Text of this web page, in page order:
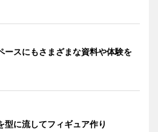
ースにもさまざまな資料や体験を
型に流してフィギュア作り